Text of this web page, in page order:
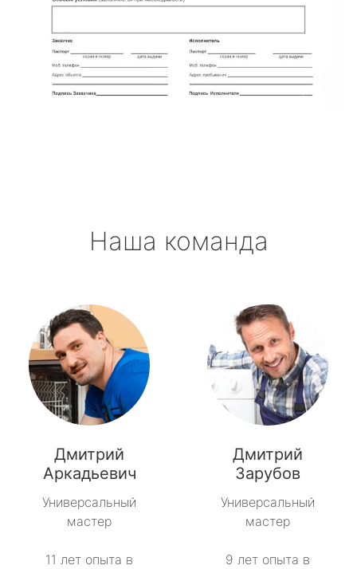
Наша команда
Дмитрий
Аркадьевич
Универсальный
мастер
11 лет опыта в
Дмитрий
Зарубов
Универсальный
мастер
9 лет опыта в